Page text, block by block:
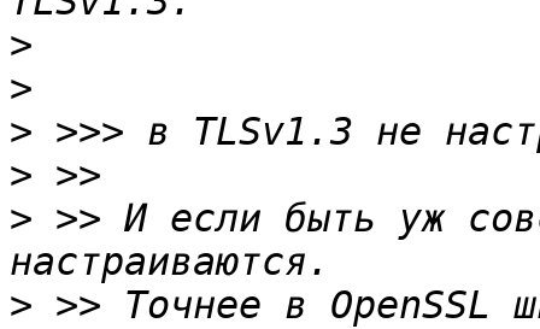
>
>
>
>
> >> И если быть уж
> >> Точнее в OpenSSL